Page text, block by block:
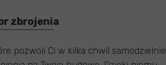
zbrojenia
pozwoli Ci w kilka chwil samodzielnie